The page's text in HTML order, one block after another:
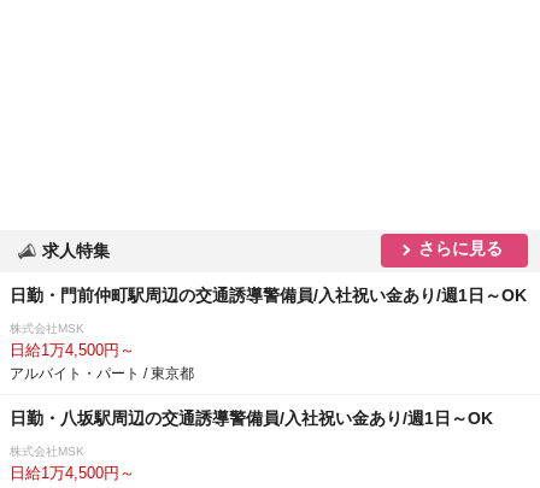
求人特集 さらに見る
日勤・門前仲町駅周辺の交通誘導警備員/入社祝い金あり/週1日～OK
株式会社MSK
日給1万4,500円～
アルバイト・パート / 東京都
日勤・八坂駅周辺の交通誘導警備員/入社祝い金あり/週1日～OK
株式会社MSK
日給1万4,500円～